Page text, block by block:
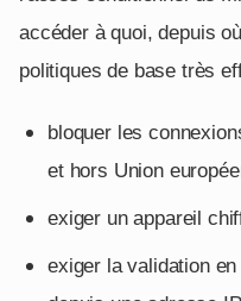
accéder à quoi, depuis
politiques de base très
bloquer les
et hors Union
exiger un appareil
exiger la validation